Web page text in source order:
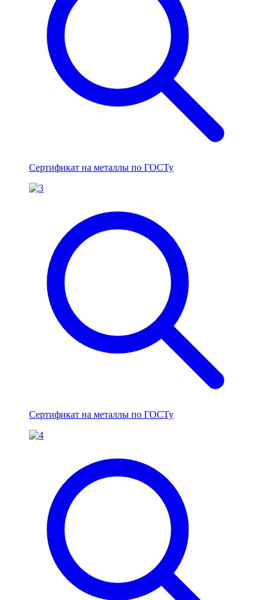
Сертификат на металлы по ГОСТу
Сертификат на металлы по ГОСТу